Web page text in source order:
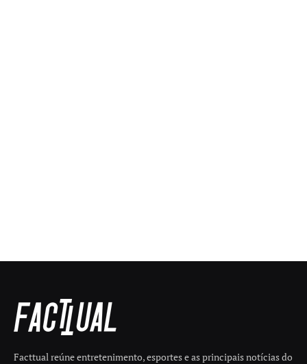
Facttual reúne entretenimento, esportes e as principais notícias do